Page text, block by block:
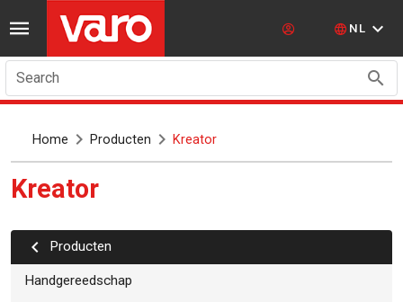
NL
Search
Home Producten Kreator
kreator
Producten
Handgereedschap